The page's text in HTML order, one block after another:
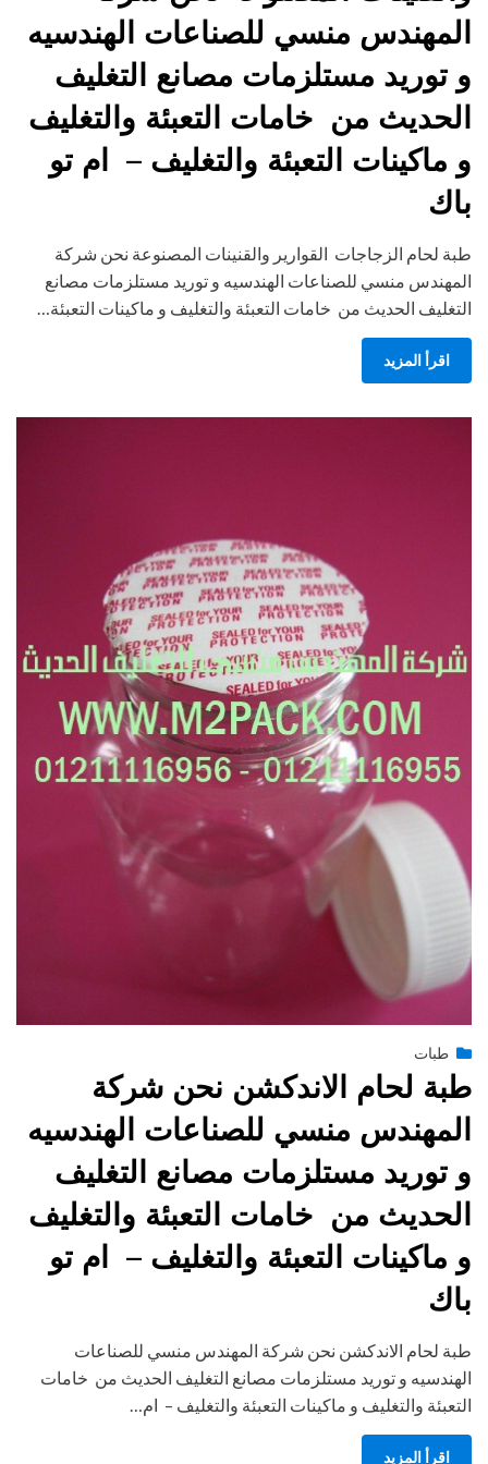
المهندس منسي للصناعات الهندسيه
و توريد مستلزمات مصانع التغليف
الحديث من خامات التعبئة والتغليف
و ماكينات التعبئة والتغليف – ام تو
باك
طبة لحام الزجاجات القوارير والقنينات المصنوعة نحن شركة
المهندس منسي للصناعات الهندسيه و توريد مستلزمات مصانع
التغليف الحديث من خامات التعبئة والتغليف و ماكينات التعبئة…
اقرأ المزيد
engmansyPosted
يونيو 27, 2015
طبات
طبة لحام الاندكشن نحن شركة
المهندس منسي للصناعات الهندسيه
و توريد مستلزمات مصانع التغليف
الحديث من خامات التعبئة والتغليف
و ماكينات التعبئة والتغليف – ام تو
باك
طبة لحام الاندكشن نحن شركة المهندس منسي للصناعات
الهندسيه و توريد مستلزمات مصانع التغليف الحديث من خامات
التعبئة والتغليف و ماكينات التعبئة والتغليف – ام…
اقرأ المزيد